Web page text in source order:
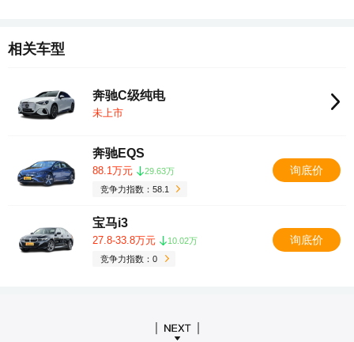
相关车型
奔驰C级纯电
未上市
奔驰EQS
88.1万元
29.63万
竞争力指数：58.1
询底价
宝马i3
27.8-33.8万元
10.02万
竞争力指数：0
询底价